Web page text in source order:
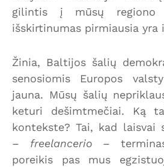
gilintis į mūsų regiono
išskirtinumas pirmiausia yra
Žinia, Baltijos šalių
senosiomis Europos
jauna. Mūsų šalių
keturi dešimtmečiai. Ką
kontekste? Tai, kad laisvai
– freelancerio –
poreikis pas mus